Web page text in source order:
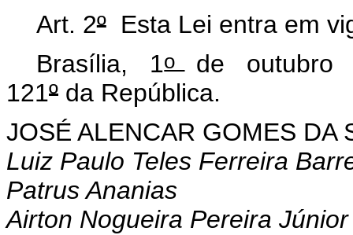
Art. 2ºEsta Lei entra em
Brasília, 1o de outubro
121º da República.
JOSÉ ALENCAR GOMES DA
Luiz Paulo Teles Ferreira
Patrus Ananias
Airton Nogueira Pereira Júnior